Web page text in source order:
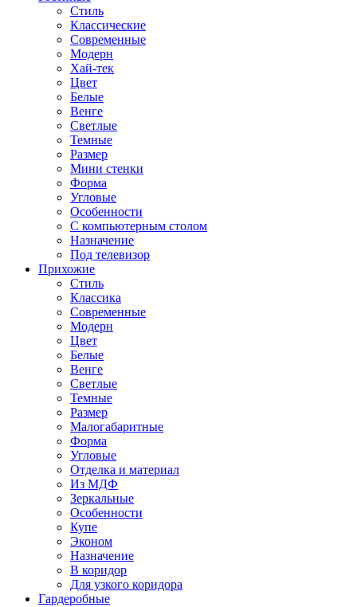
Стиль
Классические
Современные
Модерн
Хай-тек
Цвет
Белые
Венге
Светлые
Темные
Размер
Мини стенки
Форма
Угловые
Особенности
С компьютерным столом
Назначение
Под телевизор
Прихожие
Стиль
Классика
Современные
Модерн
Цвет
Белые
Венге
Светлые
Темные
Размер
Малогабаритные
Форма
Угловые
Отделка и материал
Из МДФ
Зеркальные
Особенности
Купе
Эконом
Назначение
В коридор
Для узкого коридора
Гардеробные